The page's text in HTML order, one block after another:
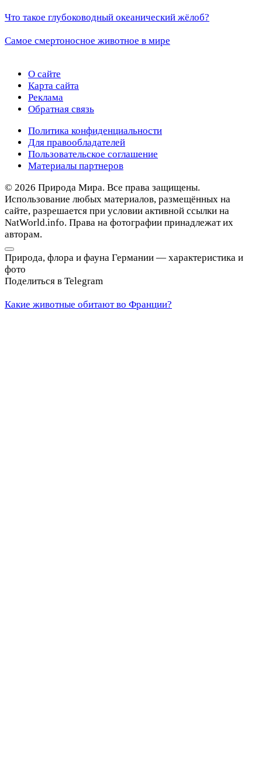
Что такое глубоководный океанический жёлоб?
Самое смертоносное животное в мире
О сайте
Карта сайта
Реклама
Обратная связь
Политика конфиденциальности
Для правообладателей
Пользовательское соглашение
Материалы партнеров
© 2026 Природа Мира. Все права защищены.
Использование любых материалов, размещённых на
сайте, разрешается при условии активной ссылки на
NatWorld.info. Права на фотографии принадлежат их
авторам.
Природа, флора и фауна Германии — характеристика и
фото
Поделиться в Telegram
Какие животные обитают во Франции?